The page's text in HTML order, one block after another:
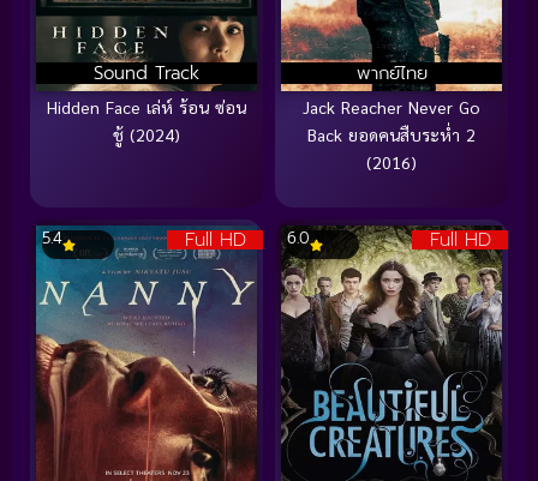
Sound Track
Hidden Face เล่ห์ ร้อน ซ่อน
ชู้ (2024)
พากย์ไทย
Jack Reacher Never Go
Back ยอดคนสืบระห่ำ 2
(2016)
Full HD
5.4 Full HD
6.0